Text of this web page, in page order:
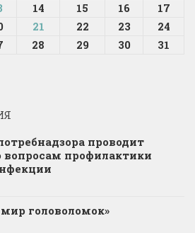
14 15 16
17
21 22 23
24
28 29 30
31
проводит
профилактики
головоломок»